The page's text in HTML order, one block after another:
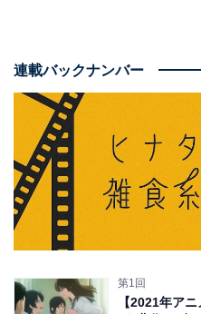
連載バックナンバー
第1回
【2021年ア